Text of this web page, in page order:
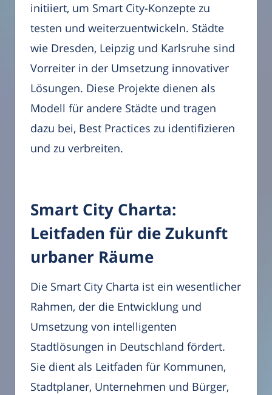
initiiert, um Smart City-Konzepte zu
testen und weiterzuentwickeln. Städte
wie Dresden, Leipzig und Karlsruhe sind
Vorreiter in der Umsetzung innovativer
Lösungen. Diese Projekte dienen als
Modell für andere Städte und tragen
dazu bei, Best Practices zu identifizieren
und zu verbreiten.
Smart City Charta:
Leitfaden für die Zukunft
urbaner Räume
Die Smart City Charta ist ein wesentlicher
Rahmen, der die Entwicklung und
Umsetzung von intelligenten
Stadtlösungen in Deutschland fördert.
Sie dient als Leitfaden für Kommunen,
Stadtplaner, Unternehmen und Bürger,